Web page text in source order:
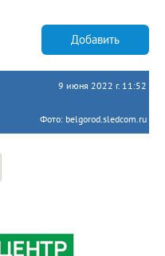
Добавить
9 июня 2022 г. 11:52
Фото: belgorod.sledcom.ru